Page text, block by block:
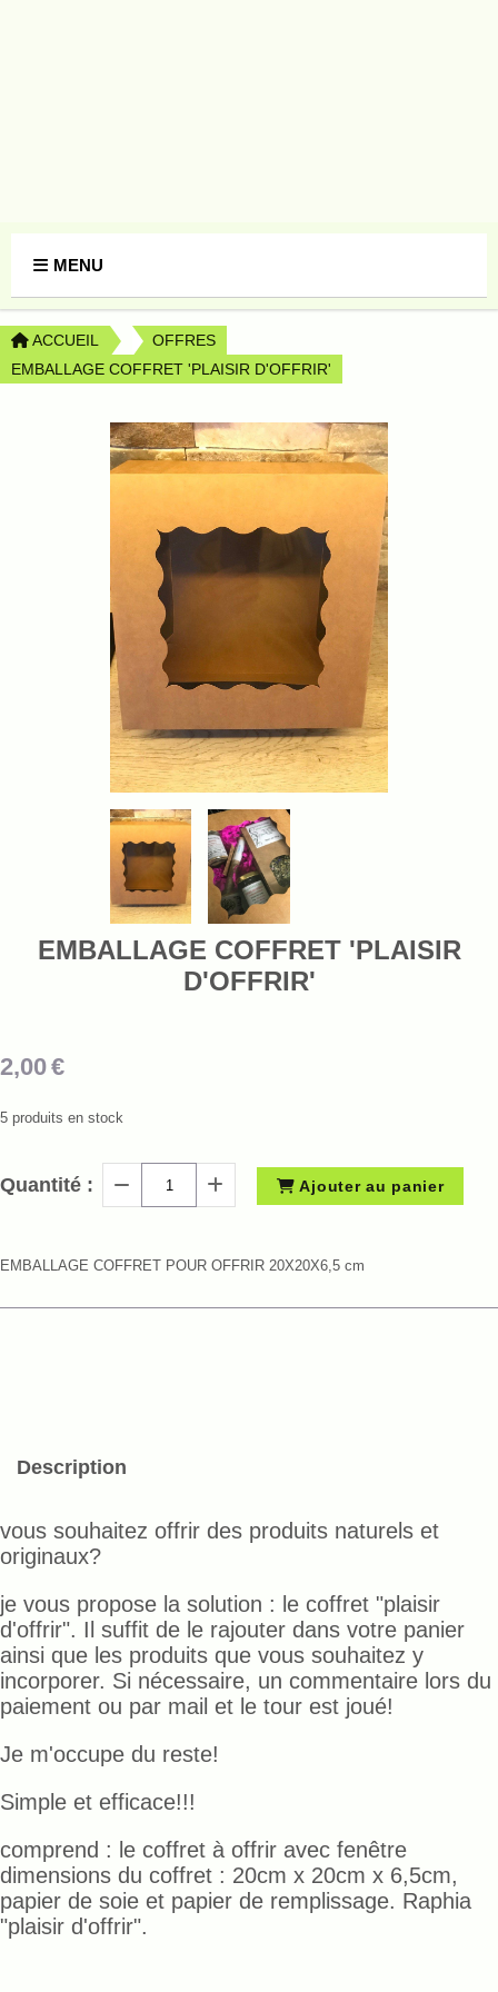
MENU
ACCUEIL
OFFRES
EMBALLAGE COFFRET 'PLAISIR D'OFFRIR'
EMBALLAGE COFFRET 'PLAISIR
D'OFFRIR'
2,00€
5 produits en stock
Quantité : Ajouter au panier
EMBALLAGE COFFRET POUR OFFRIR 20X20X6,5 cm
Description
vous souhaitez offrir des produits naturels et
originaux?
je vous propose la solution : le coffret "plaisir
d'offrir". Il suffit de le rajouter dans votre panier
ainsi que les produits que vous souhaitez y
incorporer. Si nécessaire, un commentaire lors du
paiement ou par mail et le tour est joué!
Je m'occupe du reste!
Simple et efficace!!!
comprend : le coffret à offrir avec fenêtre
dimensions du coffret : 20cm x 20cm x 6,5cm,
papier de soie et papier de remplissage. Raphia
"plaisir d'offrir".